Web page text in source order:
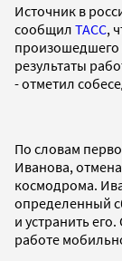
Источник в
сообщил ТАСС,
произошедшего
результаты
- отметил
По словам
Иванова,
космодрома.
определенный
и устранить
работе